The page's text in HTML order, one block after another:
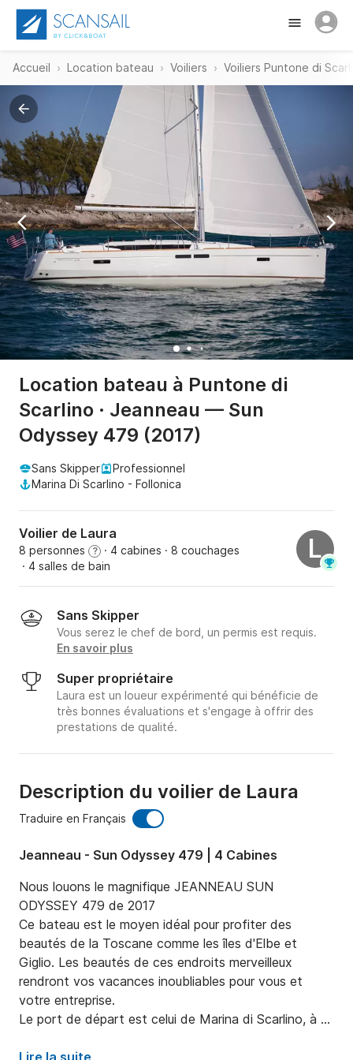
Accueil Location bateau Voiliers Voiliers Puntone di
Location bateau à Puntone di
Scarlino · Jeanneau — Sun
Odyssey 479 (2017)
Sans Skipper
Professionnel
Marina Di Scarlino - Follonica
Voilier de Laura
8 personnes ? · 4 cabines · 8 couchages
· 4 salles de bain
L
Sans Skipper
Vous serez le chef de bord, un permis est requis.
En savoir plus
Super propriétaire
Laura est un loueur expérimenté qui bénéficie de
très bonnes évaluations et s'engage à offrir des
prestations de qualité.
Description du voilier de Laura
Traduire en Français
Jeanneau - Sun Odyssey 479 | 4 Cabines
Nous louons le magnifique JEANNEAU SUN
ODYSSEY 479 de 2017
Ce bateau est le moyen idéal pour profiter des
beautés de la Toscane comme les îles d'Elbe et
Giglio. Les beautés de ces endroits merveilleux
rendront vos vacances inoubliables pour vous et
votre entreprise.
Le port de départ est celui de Marina di Scarlino, à